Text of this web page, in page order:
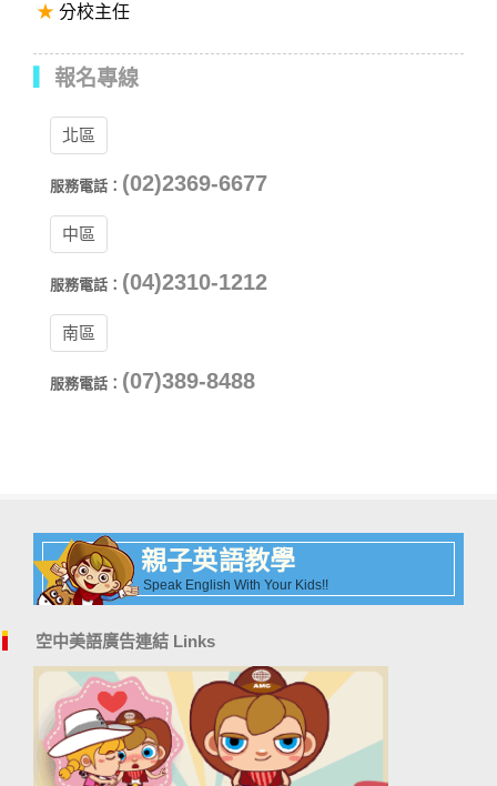
★ 分校主任
報名專線
北區
服務電話： (02)2369-6677
中區
服務電話： (04)2310-1212
南區
服務電話： (07)389-8488
親子英語教學
Speak English With Your Kids!!
空中美語廣告連結 Links